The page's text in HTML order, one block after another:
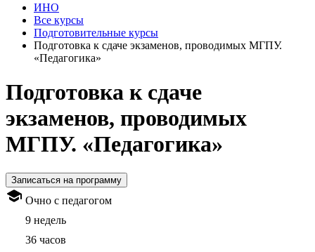
ИНО
Все курсы
Подготовительные курсы
Подготовка к сдаче экзаменов, проводимых МГПУ.
«Педагогика»
Подготовка к сдаче
экзаменов, проводимых
МГПУ. «Педагогика»
Записаться на программу
Очно с педагогом
9 недель
36 часов